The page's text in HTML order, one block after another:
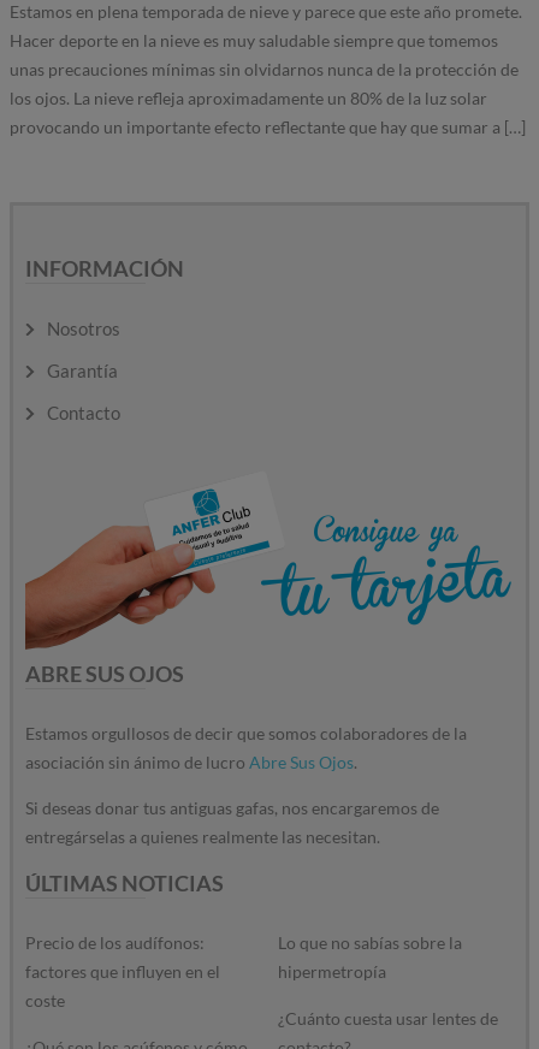
Estamos en plena temporada de nieve y parece que este año promete.
Hacer deporte en la nieve es muy saludable siempre que tomemos
unas precauciones mínimas sin olvidarnos nunca de la protección de
los ojos. La nieve refleja aproximadamente un 80% de la luz solar
provocando un importante efecto reflectante que hay que sumar a […]
INFORMACIÓN
Nosotros
Garantía
Contacto
ABRE SUS OJOS
Estamos orgullosos de decir que somos colaboradores de la
asociación sin ánimo de lucro Abre Sus Ojos.
Si deseas donar tus antiguas gafas, nos encargaremos de
entregárselas a quienes realmente las necesitan.
ÚLTIMAS NOTICIAS
Precio de los audífonos:
factores que influyen en el
coste
Lo que no sabías sobre la
hipermetropía
¿Cuánto cuesta usar lentes de